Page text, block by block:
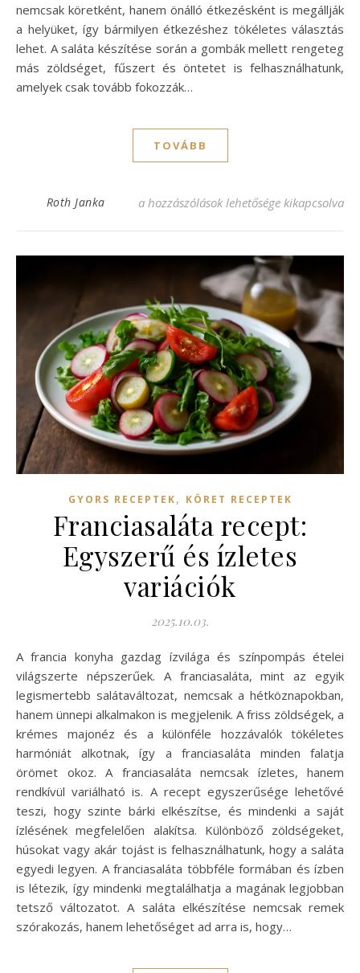
nemcsak köretként, hanem önálló étkezésként is megállják
a helyüket, így bármilyen étkezéshez tökéletes választás
lehet. A saláta készítése során a gombák mellett rengeteg
más zöldséget, fűszert és öntetet is felhasználhatunk,
amelyek csak tovább fokozzák…
TOVÁBB
Roth Janka Fenséges gombasaláta receptek –
a hozzászólások lehetősége kikapcsolva
GYORS RECEPTEK, KÖRET RECEPTEK
Franciasaláta recept:
Egyszerű és ízletes
variációk
2025.10.03.
A francia konyha gazdag ízvilága és színpompás ételei
világszerte népszerűek. A franciasaláta, mint az egyik
legismertebb salátaváltozat, nemcsak a hétköznapokban,
hanem ünnepi alkalmakon is megjelenik. A friss zöldségek, a
krémes majonéz és a különféle hozzávalók tökéletes
harmóniát alkotnak, így a franciasaláta minden falatja
örömet okoz. A franciasaláta nemcsak ízletes, hanem
rendkívül variálható is. A recept egyszerűsége lehetővé
teszi, hogy szinte bárki elkészítse, és mindenki a saját
ízlésének megfelelően alakítsa. Különböző zöldségeket,
húsokat vagy akár tojást is felhasználhatunk, hogy a saláta
egyedi legyen. A franciasaláta többféle formában és ízben
is létezik, így mindenki megtalálhatja a magának legjobban
tetsző változatot. A saláta elkészítése nemcsak remek
szórakozás, hanem lehetőséget ad arra is, hogy…